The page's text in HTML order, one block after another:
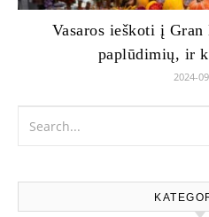
Vasaros ieškoti į
paplūdimių, ir
2024-